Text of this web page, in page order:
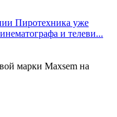
Пиротехника уже
и телеви...
марки Maxsem на